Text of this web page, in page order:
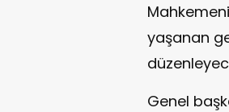
yaşanan
Genel